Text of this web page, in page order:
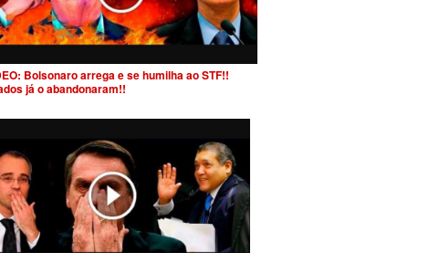
Bolsonaro arrega e se humilha ao STF!!
já o abandonaram!!